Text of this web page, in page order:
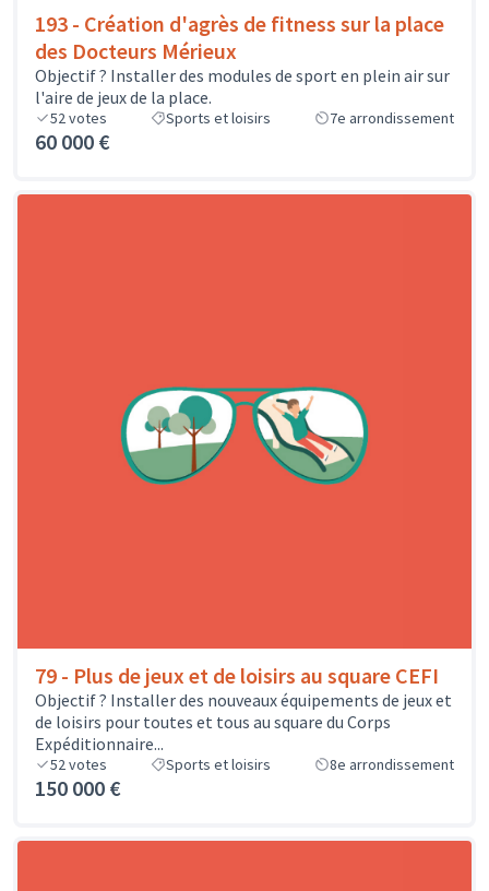
193 - Création d'agrès de fitness sur la place
des Docteurs Mérieux
Objectif ? Installer des modules de sport en plein air sur
l'aire de jeux de la place.
52votes Sports et loisirs 7e arrondissement
60 000 €
79 - Plus de jeux et de loisirs au square CEFI
Objectif ? Installer des nouveaux équipements de jeux et
de loisirs pour toutes et tous au square du Corps
Expéditionnaire...
52votes Sports et loisirs 8e arrondissement
150 000 €